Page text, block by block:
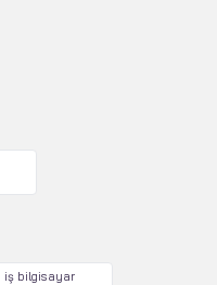
iş bilgisayar